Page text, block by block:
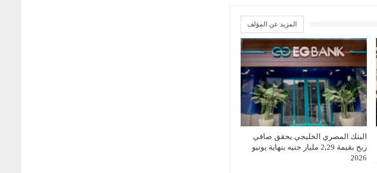
المزيد عن المؤلف
البنك المصري الخليجي يحقق صافي
ربح بقيمة 2,29 مليار جنيه بنهاية يونيو
2026